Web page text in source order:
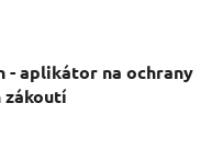
- aplikátor na ochrany
zákoutí